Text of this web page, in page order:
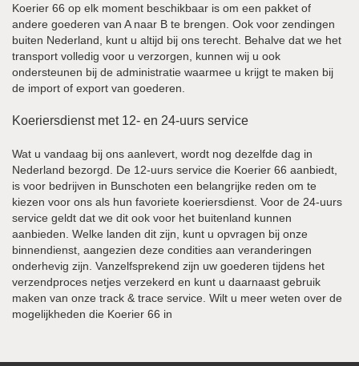
Koerier 66 op elk moment beschikbaar is om een pakket of
andere goederen van A naar B te brengen. Ook voor zendingen
buiten Nederland, kunt u altijd bij ons terecht. Behalve dat we het
transport volledig voor u verzorgen, kunnen wij u ook
ondersteunen bij de administratie waarmee u krijgt te maken bij
de import of export van goederen.
Koeriersdienst met 12- en 24-uurs service
Wat u vandaag bij ons aanlevert, wordt nog dezelfde dag in
Nederland bezorgd. De 12-uurs service die Koerier 66 aanbiedt,
is voor bedrijven in Bunschoten een belangrijke reden om te
kiezen voor ons als hun favoriete koeriersdienst. Voor de 24-uurs
service geldt dat we dit ook voor het buitenland kunnen
aanbieden. Welke landen dit zijn, kunt u opvragen bij onze
binnendienst, aangezien deze condities aan veranderingen
onderhevig zijn. Vanzelfsprekend zijn uw goederen tijdens het
verzendproces netjes verzekerd en kunt u daarnaast gebruik
maken van onze track & trace service. Wilt u meer weten over de
mogelijkheden die Koerier 66 in